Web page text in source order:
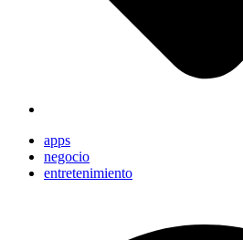
apps
negocio
entretenimiento